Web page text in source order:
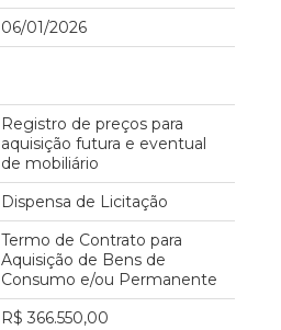
06/01/2026
Registro de preços para
aquisição futura e eventual
de mobiliário
Dispensa de Licitação
Termo de Contrato para
Aquisição de Bens de
Consumo e/ou Permanente
R$ 366.550,00